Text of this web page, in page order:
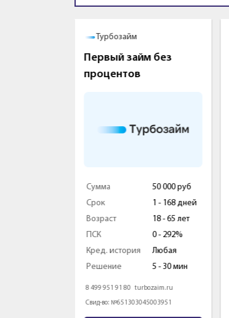
Турбозайм
Первый займ без
процентов
Сумма
50 000 руб
Срок
1 - 168 дней
Возраст
18 - 65 лет
ПСК
0 - 292%
Кред. история
Любая
Решение
5 - 30 мин
8 499 951 91 80 turbozaim.ru
Свид-во: №651303045003951